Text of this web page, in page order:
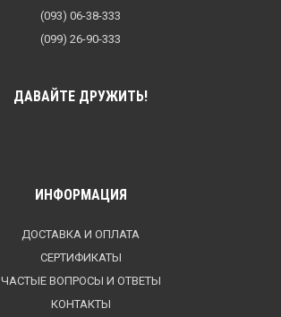
(093) 06-38-333
(099) 26-90-333
ДАВАЙТЕ ДРУЖИТЬ!
ИНФОРМАЦИЯ
ДОСТАВКА И ОПЛАТА
СЕРТИФИКАТЫ
ЧАСТЫЕ ВОПРОСЫ И ОТВЕТЫ
КОНТАКТЫ